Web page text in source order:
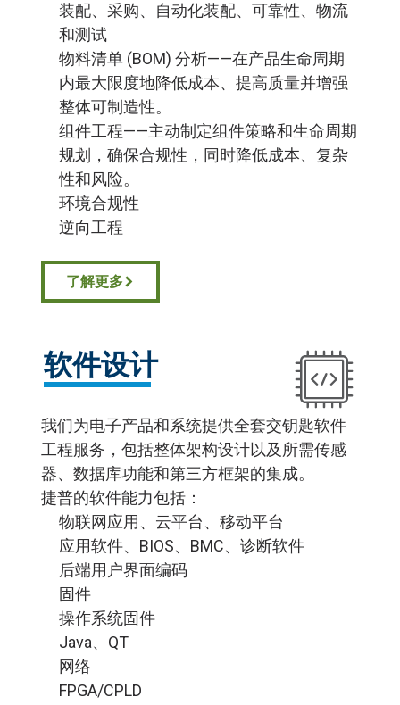
装配、采购、自动化装配、可靠性、物流
和测试
物料清单 (BOM) 分析——在产品生命周期
内最大限度地降低成本、提高质量并增强
整体可制造性。
组件工程——主动制定组件策略和生命周期
规划，确保合规性，同时降低成本、复杂
性和风险。
环境合规性
逆向工程
了解更多
软件设计
我们为电子产品和系统提供全套交钥匙软件
工程服务，包括整体架构设计以及所需传感
器、数据库功能和第三方框架的集成。
捷普的软件能力包括：
物联网应用、云平台、移动平台
应用软件、BIOS、BMC、诊断软件
后端用户界面编码
固件
操作系统固件
Java、QT
网络
FPGA/CPLD